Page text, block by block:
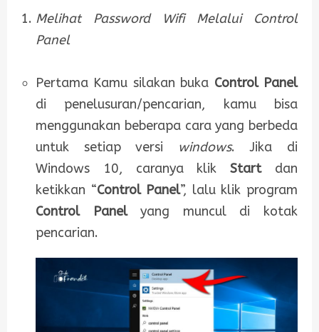
Melihat Password Wifi Melalui Control
Panel
Pertama Kamu silakan buka Control Panel
di penelusuran/pencarian, kamu bisa
menggunakan beberapa cara yang berbeda
untuk setiap versi windows. Jika di
Windows 10, caranya klikStartdan
ketikkan “Control Panel”, lalu klik program
Control Panelyang muncul di kotak
pencarian.